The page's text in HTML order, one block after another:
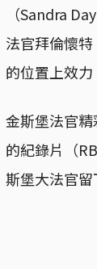
（Sandra
法官拜倫懷
的位置上效力
金斯堡法官
的紀錄片（
斯堡大法官